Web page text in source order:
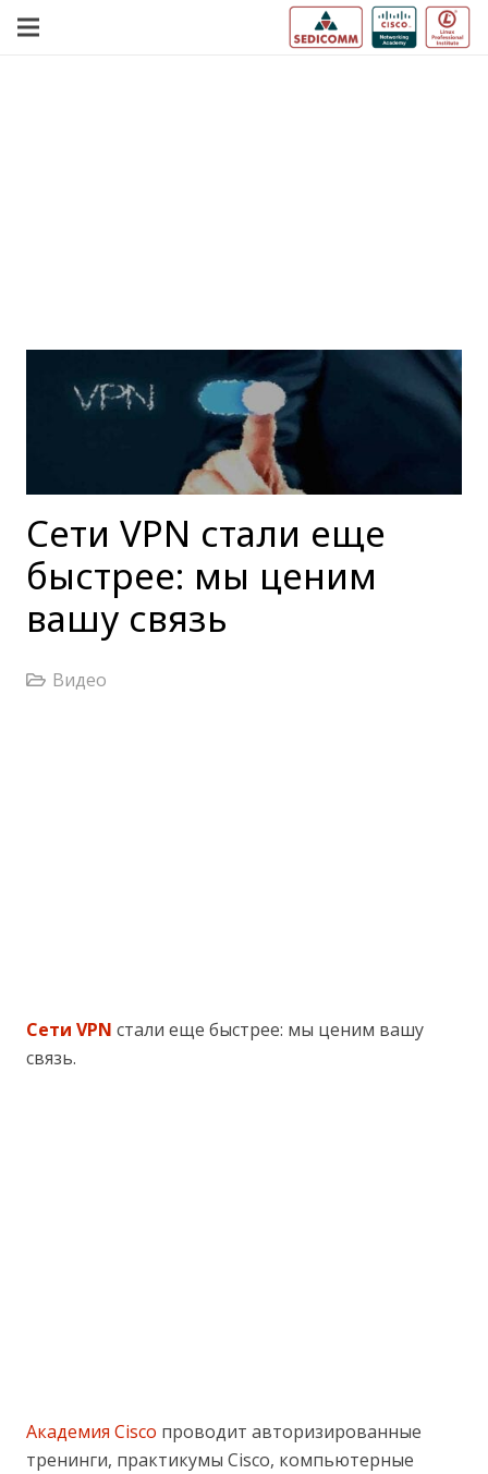
Cети VPN стали еще
быстрее: мы ценим
вашу связь
Видео
Cети VPN стали еще быстрее: мы ценим вашу
связь.
Академия Cisco проводит авторизированные
тренинги, практикумы Cisco, компьютерные